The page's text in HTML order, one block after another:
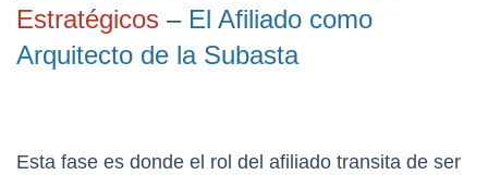
Estratégicos – El Afiliado como
Arquitecto de la Subasta
Esta fase es donde el rol del afiliado transita de ser